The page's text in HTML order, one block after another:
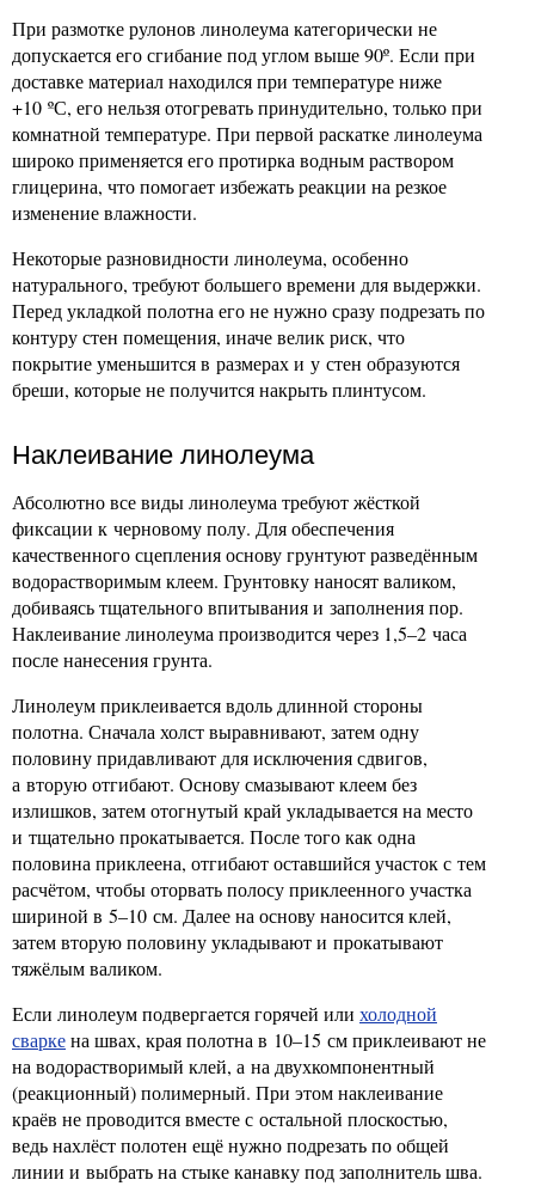
При размотке рулонов линолеума категорически не
допускается его сгибание под углом выше 90º. Если при
доставке материал находился при температуре ниже
+10 ºС, его нельзя отогревать принудительно, только при
комнатной температуре. При первой раскатке линолеума
широко применяется его протирка водным раствором
глицерина, что помогает избежать реакции на резкое
изменение влажности.
Некоторые разновидности линолеума, особенно
натурального, требуют большего времени для выдержки.
Перед укладкой полотна его не нужно сразу подрезать по
контуру стен помещения, иначе велик риск, что
покрытие уменьшится в размерах и у стен образуются
бреши, которые не получится накрыть плинтусом.
Наклеивание линолеума
Абсолютно все виды линолеума требуют жёсткой
фиксации к черновому полу. Для обеспечения
качественного сцепления основу грунтуют разведённым
водорастворимым клеем. Грунтовку наносят валиком,
добиваясь тщательного впитывания и заполнения пор.
Наклеивание линолеума производится через 1,5–2 часа
после нанесения грунта.
Линолеум приклеивается вдоль длинной стороны
полотна. Сначала холст выравнивают, затем одну
половину придавливают для исключения сдвигов,
а вторую отгибают. Основу смазывают клеем без
излишков, затем отогнутый край укладывается на место
и тщательно прокатывается. После того как одна
половина приклеена, отгибают оставшийся участок с тем
расчётом, чтобы оторвать полосу приклеенного участка
шириной в 5–10 см. Далее на основу наносится клей,
затем вторую половину укладывают и прокатывают
тяжёлым валиком.
Если линолеум подвергается горячей или холодной
сваркена швах, края полотна в 10–15 см приклеивают не
на водорастворимый клей, а на двухкомпонентный
(реакционный) полимерный. При этом наклеивание
краёв не проводится вместе с остальной плоскостью,
ведь нахлёст полотен ещё нужно подрезать по общей
линии и выбрать на стыке канавку под заполнитель шва.